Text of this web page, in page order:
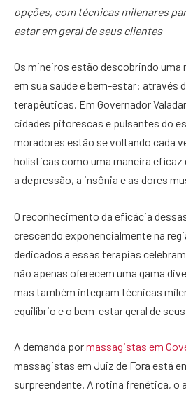
opções, com técnicas milenares
estar em geral de seus clientes
Os mineiros estão descobrindo
em sua saúde e bem-estar: através
terapêuticas. Em Governador
cidades pitorescas e pulsantes do
moradores estão se voltando cada
holísticas como uma maneira eficaz
a depressão, a insônia e as dores
O reconhecimento da eficácia
crescendo exponencialmente na
dedicados a essas terapias
não apenas oferecem uma gama
mas também integram técnicas
equilíbrio e o bem-estar geral de
A demanda pormassagistas em
massagistas em Juiz de Fora está
surpreendente. A rotina frenética, o